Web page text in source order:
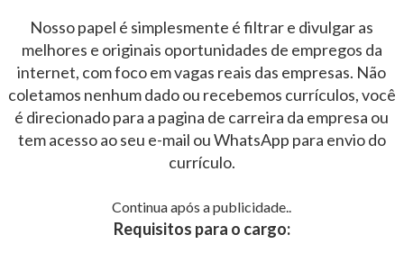
Nosso papel é simplesmente é filtrar e divulgar as
melhores e originais oportunidades de empregos da
internet, com foco em vagas reais das empresas. Não
coletamos nenhum dado ou recebemos currículos, você
é direcionado para a pagina de carreira da empresa ou
tem acesso ao seu e-mail ou WhatsApp para envio do
currículo.
Continua após a publicidade..
Requisitos para o cargo: